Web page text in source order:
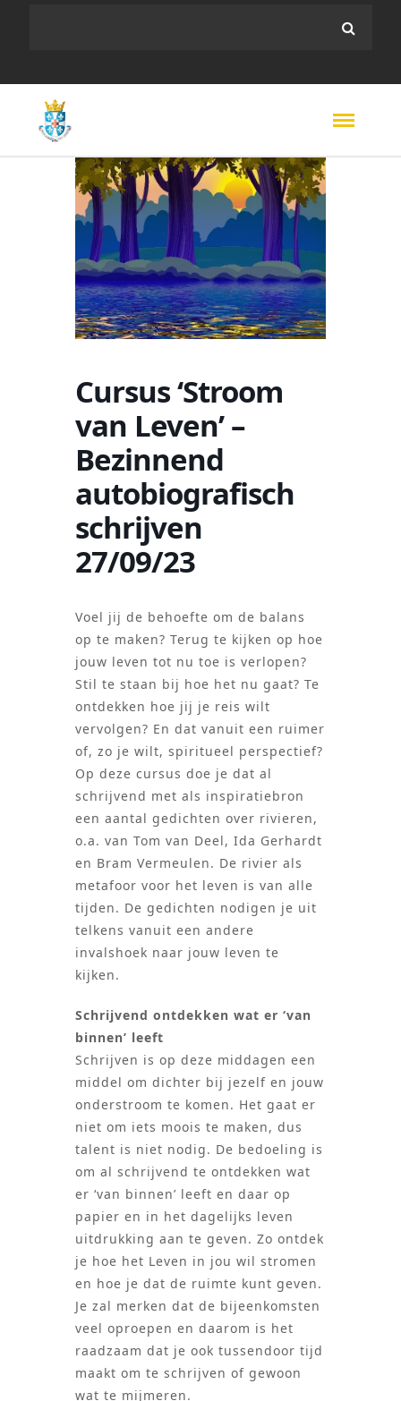
Cursus ‘Stroom
van Leven’ –
Bezinnend
autobiografisch
schrijven
27/09/23
Voel jij de behoefte om de balans
op te maken? Terug te kijken op hoe
jouw leven tot nu toe is verlopen?
Stil te staan bij hoe het nu gaat? Te
ontdekken hoe jij je reis wilt
vervolgen? En dat vanuit een ruimer
of, zo je wilt, spiritueel perspectief?
Op deze cursus doe je dat al
schrijvend met als inspiratiebron
een aantal gedichten over rivieren,
o.a. van Tom van Deel, Ida Gerhardt
en Bram Vermeulen. De rivier als
metafoor voor het leven is van alle
tijden. De gedichten nodigen je uit
telkens vanuit een andere
invalshoek naar jouw leven te
kijken.
Schrijvend ontdekken wat er ‘van
binnen’ leeft
Schrijven is op deze middagen een
middel om dichter bij jezelf en jouw
onderstroom te komen. Het gaat er
niet om iets moois te maken, dus
talent is niet nodig. De bedoeling is
om al schrijvend te ontdekken wat
er ‘van binnen’ leeft en daar op
papier en in het dagelijks leven
uitdrukking aan te geven. Zo ontdek
je hoe het Leven in jou wil stromen
en hoe je dat de ruimte kunt geven.
Je zal merken dat de bijeenkomsten
veel oproepen en daarom is het
raadzaam dat je ook tussendoor tijd
maakt om te schrijven of gewoon
wat te mijmeren.